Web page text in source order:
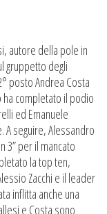
autore della pole in
gruppetto degli
posto Andrea Costa
ha completato il podio
ed Emanuele
A seguire, Alessandro
3” per il mancato
la top ten,
Zacchi e il leader
inflitta anche una
e Costa sono